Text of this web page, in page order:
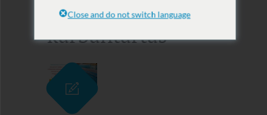
karbantartás
Close and do not switch language